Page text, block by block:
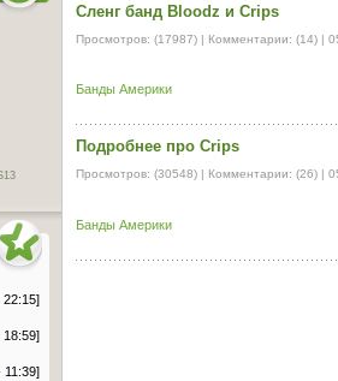
Cленг банд Bloodz и Crips
Просмотров: (17987) | Комментарии: (14) |
Банды Америки
Подробнее про Crips
Просмотров: (30548) | Комментарии: (26) |
Банды Америки
22:15]
11:39]